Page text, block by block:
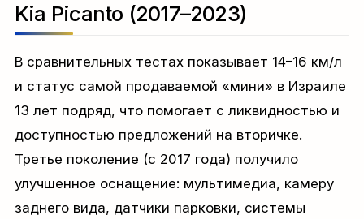
Kia Picanto (2017–2023)
В сравнительных тестах показывает 14–16 км/л
и статус самой продаваемой «мини» в Израиле
13 лет подряд, что помогает с ликвидностью и
доступностью предложений на вторичке.
Третье поколение (с 2017 года) получило
улучшенное оснащение: мультимедиа, камеру
заднего вида, датчики парковки, системы